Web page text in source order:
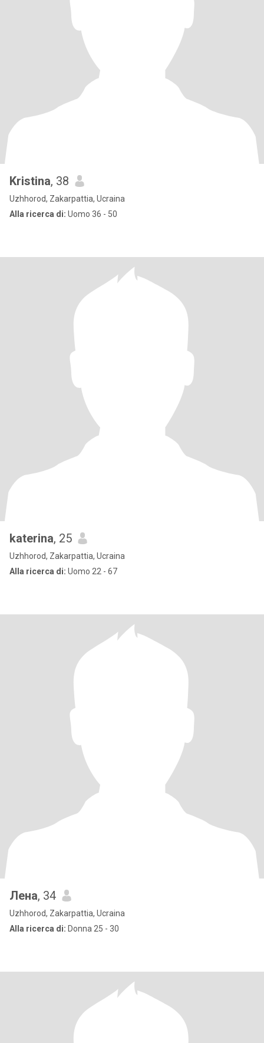
Kristina, 38
Uzhhorod, Zakarpattia, Ucraina
Alla ricerca di: Uomo 36 - 50
katerina, 25
Uzhhorod, Zakarpattia, Ucraina
Alla ricerca di: Uomo 22 - 67
Лена, 34
Uzhhorod, Zakarpattia, Ucraina
Alla ricerca di: Donna 25 - 30